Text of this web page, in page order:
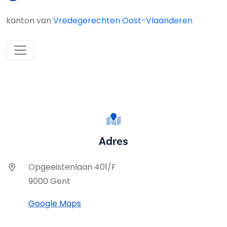
kanton van Vredegerechten Oost-Vlaanderen
Adres
Opgeëistenlaan 401/F
9000 Gent
Google Maps